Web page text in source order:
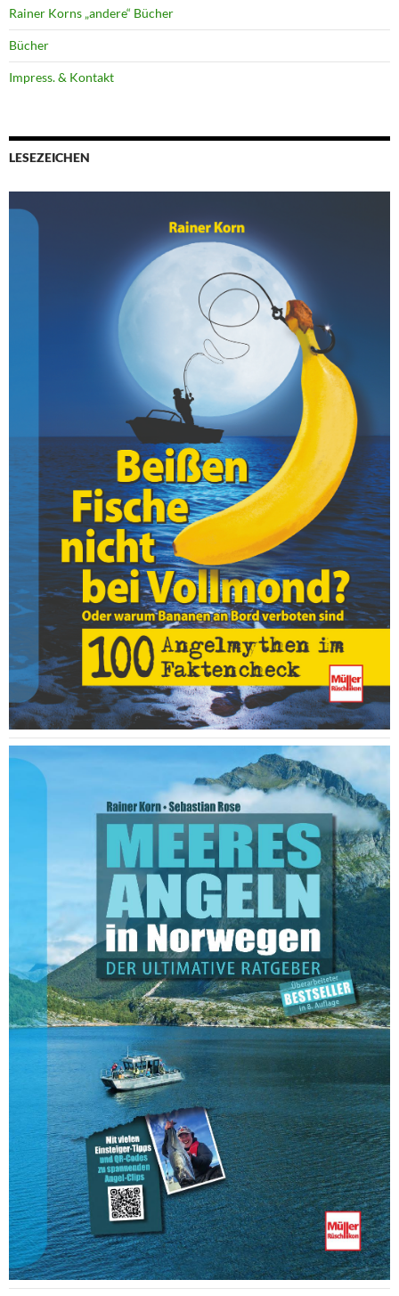
Rainer Korns „andere“ Bücher
Bücher
Impress. & Kontakt
LESEZEICHEN